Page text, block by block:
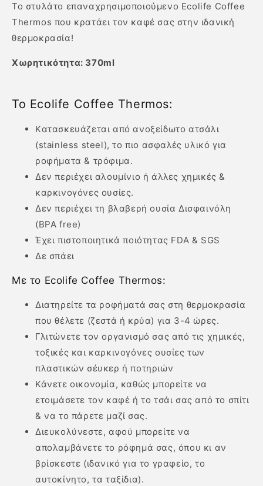
Το στυλάτο επαναχρησιμοποιούμενο Ecolife Coffee
Thermos που κρατάει τον καφέ σας στην ιδανική
θερμοκρασία!
Χωρητικότητα: 370ml
Το Ecolife Coffee Thermos:
Kατασκευάζεται από ανοξείδωτο ατσάλι
(stainless steel), το πιο ασφαλές υλικό για
ροφήματα & τρόφιμα.
Δεν περιέχει αλουμίνιο ή άλλες χημικές &
καρκινογόνες ουσίες.
Δεν περιέχει τη βλαβερή ουσία Δισφαινόλη
(ΒPA free)
Έχει πιστοποιητικά ποιότητας FDA & SGS
Δε σπάει
Mε το Ecolife Coffee Thermos:
Διατηρείτε τα ροφήματά σας στη θερμοκρασία
που θέλετε (ζεστά ή κρύα) για 3-4 ώρες.
Γλιτώνετε τον οργανισμό σας από τις χημικές,
τοξικές και καρκινογόνες ουσίες των
πλαστικών σέυκερ ή ποτηριών
Κάνετε οικονομία, καθώς μπορείτε να
ετοιμάσετε τον καφέ ή το τσάι σας από το σπίτι
& να το πάρετε μαζί σας.
Διευκολύνεστε, αφού μπορείτε να
απολαμβάνετε το ρόφημά σας, όπου κι αν
βρίσκεστε (ιδανικό για το γραφείο, το
αυτοκίνητο, τα ταξίδια).